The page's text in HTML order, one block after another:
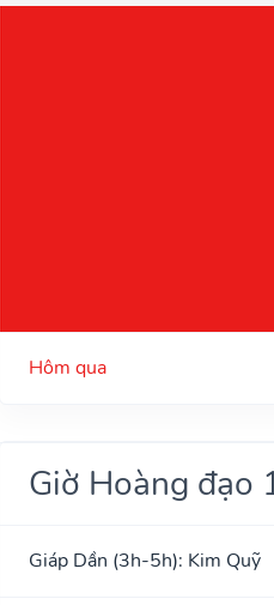
Hôm qua
Giờ Hoàng đạo
Giáp Dần (3h-5h): Kim Quỹ